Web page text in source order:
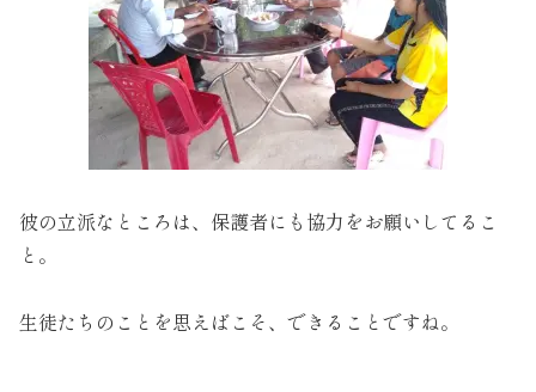
彼の立派なところは、保護者にも協力をお願いしてるこ
と。
生徒たちのことを思えばこそ、できることですね。